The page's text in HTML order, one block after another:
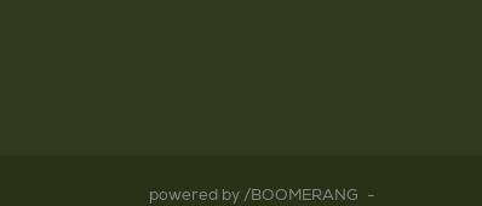
powered by /BOOMERANG -